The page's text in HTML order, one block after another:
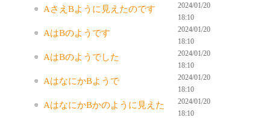
AさえBように見えたのです
2024/01/20
18:10
AはBのようです
2024/01/20
18:10
AはBのようでした
2024/01/20
18:10
AはなにかBようで
2024/01/20
18:10
AはなにかBかのように見えた
2024/01/20
18:10